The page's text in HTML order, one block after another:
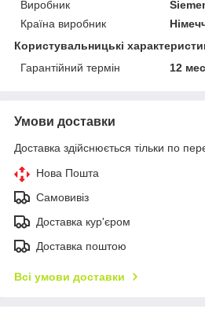
Виробник
Країна виробник
Користувальницькі
Гарантійний термін
12
Умови доставки
Доставка здійснюється тільки по
Нова Пошта
Самовивіз
Доставка кур'єром
Доставка поштою
Всі умови доставки